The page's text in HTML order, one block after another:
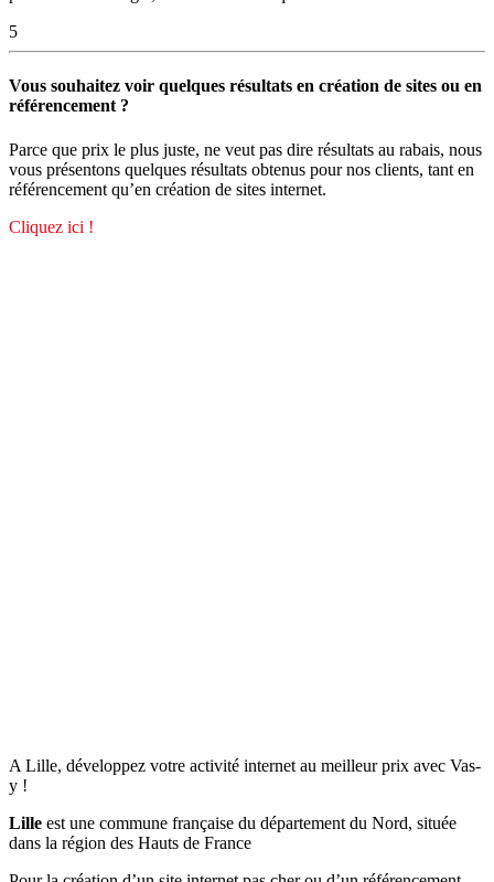
5
Vous souhaitez voir quelques résultats en création de sites ou en
référencement ?
Parce que prix le plus juste, ne veut pas dire résultats au rabais, nous
vous présentons quelques résultats obtenus pour nos clients, tant en
référencement qu’en création de sites internet.
Cliquez ici !
A Lille, développez votre activité internet au meilleur prix avec Vas-
y !
Lille est une commune française du département du Nord, située
dans la région des Hauts de France